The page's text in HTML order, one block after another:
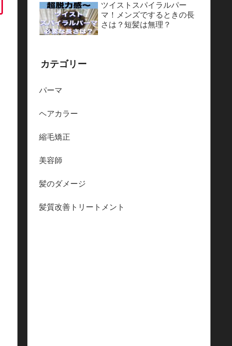
ツイストスパイラルパー
マ！メンズでするときの長
さは？短髪は無理？
カテゴリー
パーマ
ヘアカラー
縮毛矯正
美容師
髪のダメージ
髪質改善トリートメント